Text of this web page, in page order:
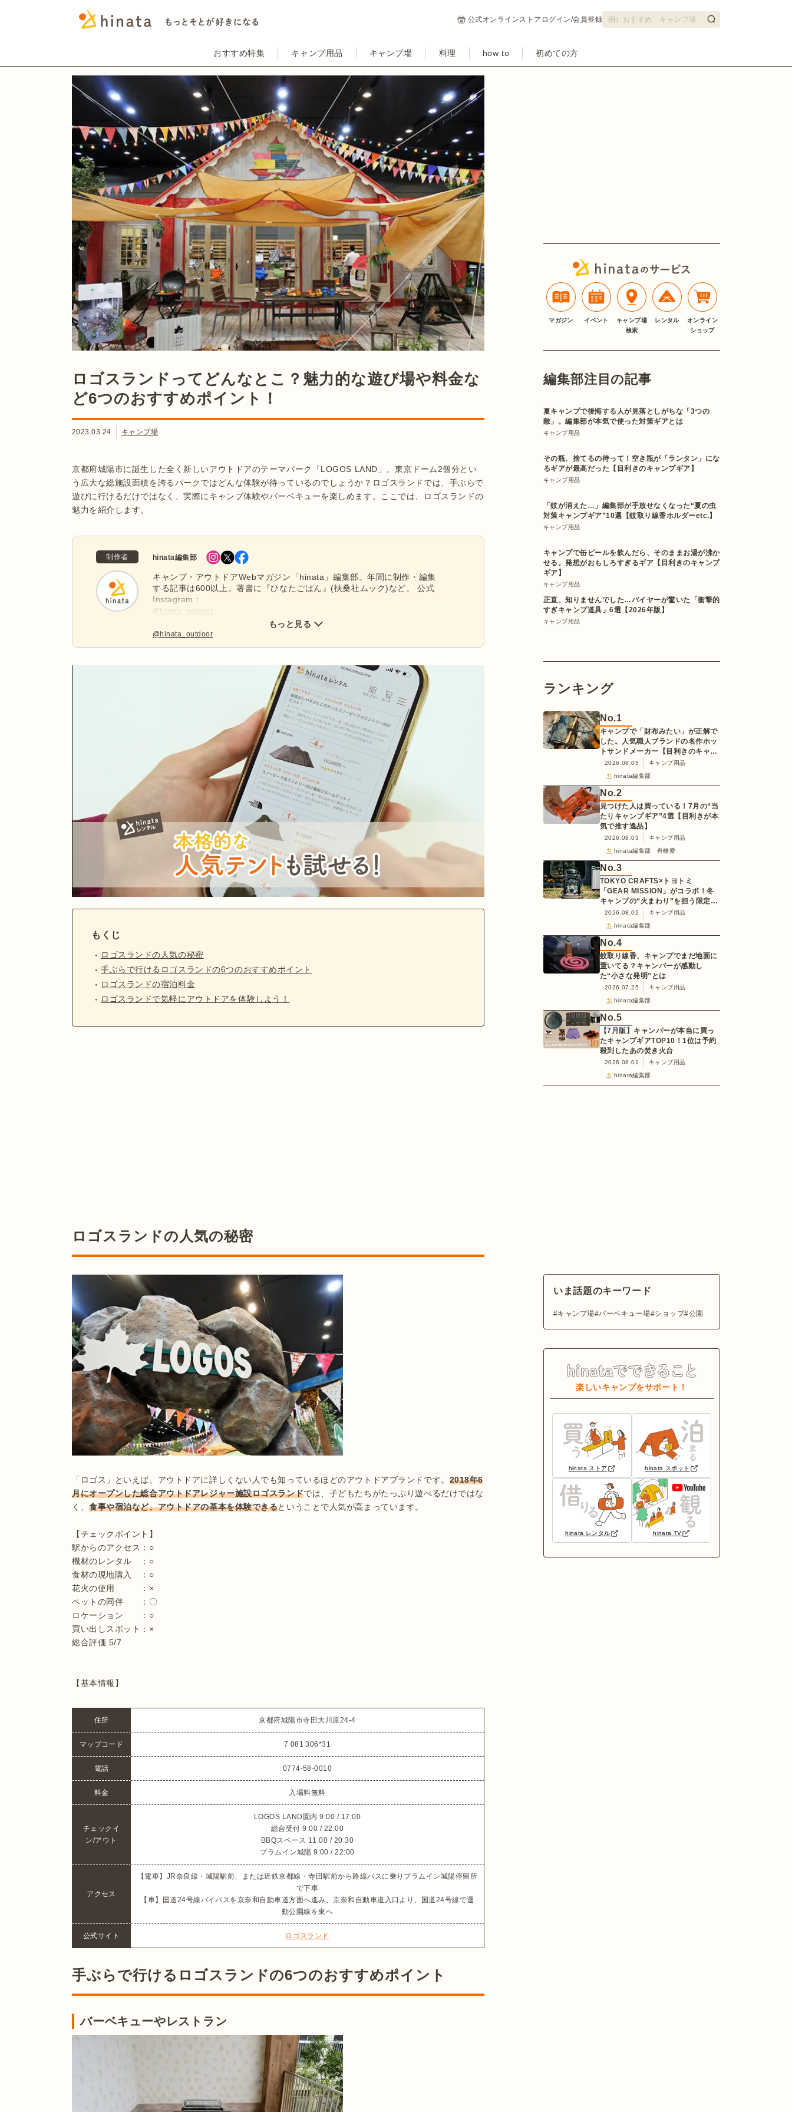
公式オンラインストア ログイン/会員登録
おすすめ特集 キャンプ用品 キャンプ場 料理 how to 初めての方
ロゴスランドってどんなとこ？魅力的な遊び場や料金な
ど6つのおすすめポイント！
2023.03.24 キャンプ場
京都府城陽市に誕生した全く新しいアウトドアのテーマパーク「LOGOS LAND」。東京ドーム2個分とい
う広大な総施設面積を誇るパークではどんな体験が待っているのでしょうか？ロゴスランドでは、手ぶらで
遊びに行けるだけではなく、実際にキャンプ体験やバーベキューを楽しめます。ここでは、ロゴスランドの
魅力を紹介します。
制作者 hinata編集部
キャンプ・アウトドアWebマガジン「hinata」編集部。年間に制作・編集
する記事は600以上。著書に『ひなたごはん』(扶桑社ムック)など。 公式
Instagram：
@hinata_outdoor
@hinata_outdoor
もっと見る
もくじ
ロゴスランドの人気の秘密
手ぶらで行けるロゴスランドの6つのおすすめポイント
ロゴスランドの宿泊料金
ロゴスランドで気軽にアウトドアを体験しよう！
ロゴスランドの人気の秘密
「ロゴス」といえば、アウトドアに詳しくない人でも知っているほどのアウトドアブランドです。 2018年6
月にオープンした総合アウトドアレジャー施設ロゴスランドでは、子どもたちがたっぷり遊べるだけではな
く、食事や宿泊など、アウトドアの基本を体験できるということで人気が高まっています。
【チェックポイント】
駅からのアクセス：○
機材のレンタル　：○
食材の現地購入　：○
花火の使用　　　：×
ペットの同伴　　：〇
ロケーション　　：○
買い出しスポット：×
総合評価 5/7
【基本情報】
住所 京都府城陽市寺田大川原24-4
マップコード 7 081 306*31
電話 0774-58-0010
料金 入場料無料
チェックイ
ン/アウト
LOGOS LAND園内 9:00 / 17:00
総合受付 9:00 / 22:00
BBQスペース 11:00 / 20:30
プラムイン城陽 9:00 / 22:00
アクセス
【電車】JR奈良線・城陽駅前、または近鉄京都線・寺田駅前から路線バスに乗りプラムイン城陽停留所
で下車
【車】国道24号線バイパスを京奈和自動車道方面へ進み、京奈和自動車道入口より、国道24号線で運
動公園線を東へ
公式サイト ロゴスランド
手ぶらで行けるロゴスランドの6つのおすすめポイント
バーベキューやレストラン
マガジン イベント
キャンプ場
検索
レンタル
オンライン
ショップ
編集部注目の記事
夏キャンプで後悔する人が見落としがちな「3つの
敵」。編集部が本気で使った対策ギアとは
キャンプ用品
その瓶、捨てるの待って！空き瓶が「ランタン」にな
るギアが最高だった【目利きのキャンプギア】
キャンプ用品
「蚊が消えた…」編集部が手放せなくなった“夏の虫
対策キャンプギア”10選【蚊取り線香ホルダーetc.】
キャンプ用品
キャンプで缶ビールを飲んだら、そのままお湯が沸か
せる。発想がおもしろすぎるギア【目利きのキャンプ
ギア】
キャンプ用品
正直、知りませんでした…バイヤーが驚いた「衝撃的
すぎキャンプ道具」6選【2026年版】
キャンプ用品
ランキング
No.1
キャンプで「財布みたい」が正解で
した。人気職人ブランドの名作ホッ
トサンドメーカー【目利きのキャン
プギア】
2026.08.05
キャンプ用品
hinata編集部
No.2
見つけた人は買っている！7月の“当
たりキャンプギア”4選【目利きが本
気で推す逸品】
2026.08.03
キャンプ用品
hinata編集部 舟橋愛
No.3
TOKYO CRAFTS×トヨトミ
「GEAR MISSION」がコラボ！冬
キャンプの“火まわり”を担う限定
K3クッキングストーブが登場
2026.08.02
キャンプ用品
hinata編集部
No.4
蚊取り線香、キャンプでまだ地面に
置いてる？キャンパーが感動し
た“小さな発明”とは
2026.07.25
キャンプ用品
hinata編集部
No.5
【7月版】キャンパーが本当に買っ
たキャンプギアTOP10！1位は予約
殺到したあの焚き火台
2026.08.01
キャンプ用品
hinata編集部
いま話題のキーワード
キャンプ場 バーベキュー場 ショップ 公園
楽しいキャンプをサポート！
hinata ストア hinata スポット
hinata レンタル hinata TV